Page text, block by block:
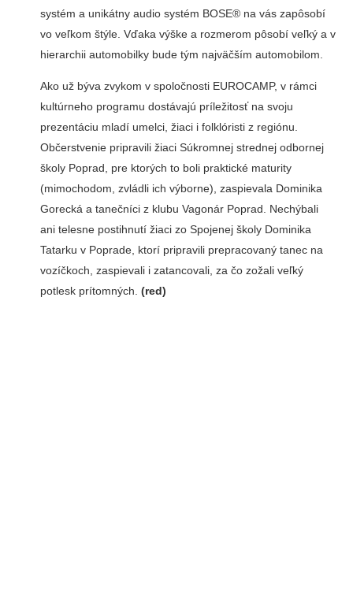
systém a unikátny audio systém BOSE® na vás zapôsobí
vo veľkom štýle. Vďaka výške a rozmerom pôsobí veľký a v
hierarchii automobilky bude tým najväčším automobilom.
Ako už býva zvykom v spoločnosti EUROCAMP, v rámci
kultúrneho programu dostávajú príležitosť na svoju
prezentáciu mladí umelci, žiaci i folklóristi z regiónu.
Občerstvenie pripravili žiaci Súkromnej strednej odbornej
školy Poprad, pre ktorých to boli praktické maturity
(mimochodom, zvládli ich výborne), zaspievala Dominika
Gorecká a tanečníci z klubu Vagonár Poprad. Nechýbali
ani telesne postihnutí žiaci zo Spojenej školy Dominika
Tatarku v Poprade, ktorí pripravili prepracovaný tanec na
vozíčkoch, zaspievali i zatancovali, za čo zožali veľký
potlesk prítomných. (red)